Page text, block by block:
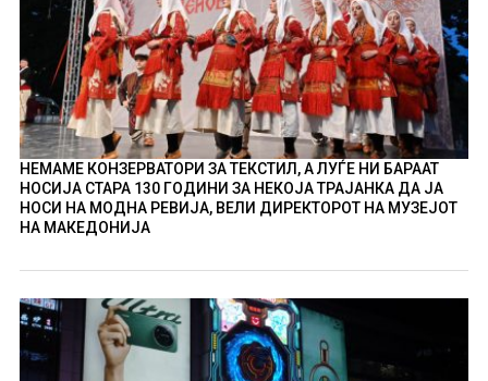
НЕМАМЕ КОНЗЕРВАТОРИ ЗА ТЕКСТИЛ, А ЛУЃЕ НИ БАРААТ
НОСИЈА СТАРА 130 ГОДИНИ ЗА НЕКОЈА ТРАЈАНКА ДА ЈА
НОСИ НА МОДНА РЕВИЈА, ВЕЛИ ДИРЕКТОРОТ НА МУЗЕЈОТ
НА МАКЕДОНИЈА